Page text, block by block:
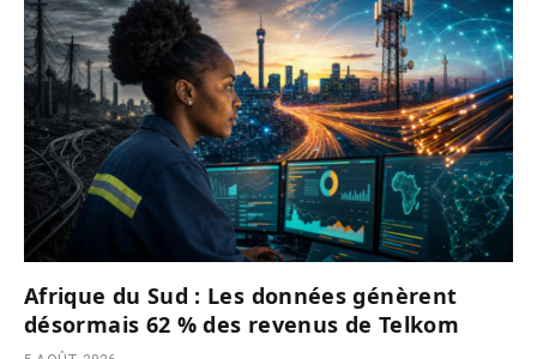
Afrique du Sud : Les données génèrent
désormais 62 % des revenus de Telkom